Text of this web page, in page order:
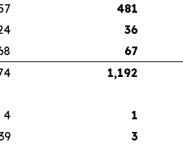
481
36
67
1,192
4 1
3